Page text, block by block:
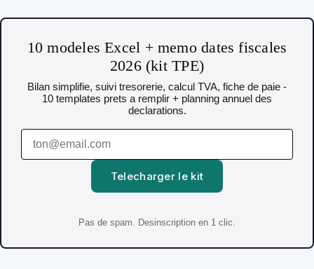
10 modeles Excel + memo dates fiscales
2026 (kit TPE)
Bilan simplifie, suivi tresorerie, calcul TVA, fiche de paie -
10 templates prets a remplir + planning annuel des
declarations.
Telecharger le kit
Pas de spam. Desinscription en 1 clic.